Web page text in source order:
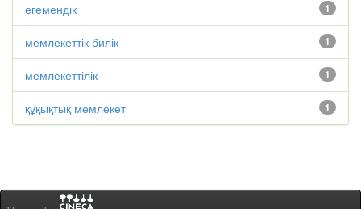
1
егемендік
1
мемлекеттік билік
1
мемлекеттілік
1
құқықтық мемлекет